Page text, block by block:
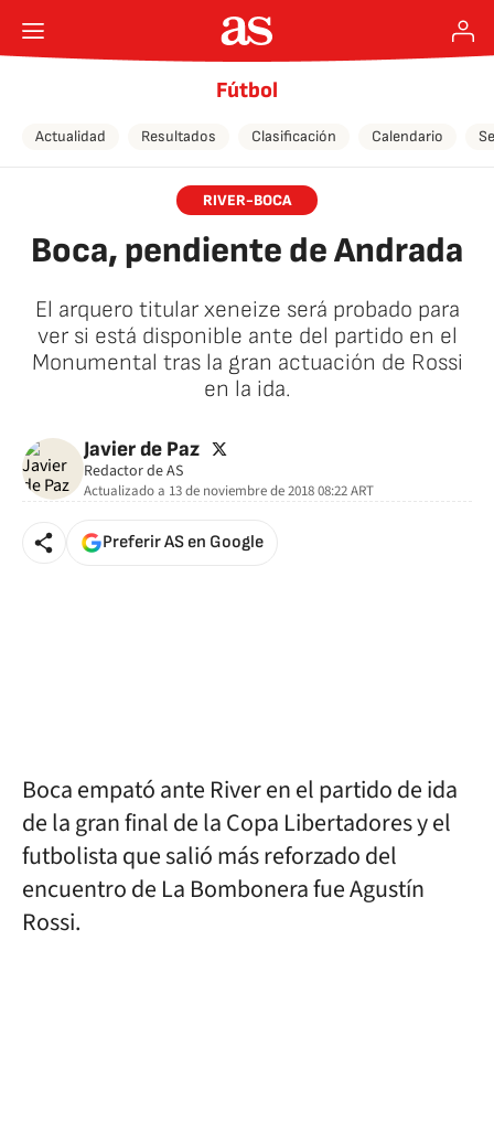
Fútbol
Actualidad Resultados Clasificación Calendario
RIVER-BOCA
Boca, pendiente de Andrada
El arquero titular xeneize será probado para
ver si está disponible ante del partido en el
Monumental tras la gran actuación de Rossi
en la ida.
Javier de Paz twitter
Redactor de AS
Actualizado a 13 de noviembre de 2018 08:22ART
Preferir AS en Google
Boca empató ante River en el partido de ida
de la gran final de la Copa Libertadores y el
futbolista que salió más reforzado del
encuentro de La Bombonera fue Agustín
Rossi.